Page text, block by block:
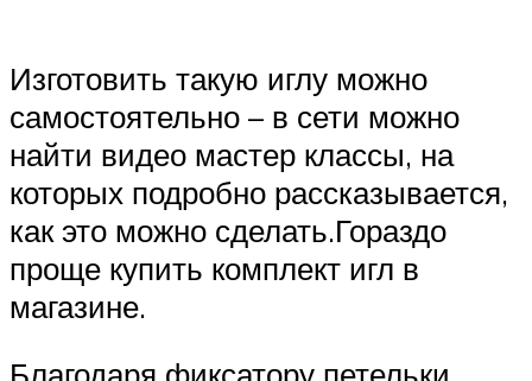
Изготовить такую иглу можно
самостоятельно – в сети можно
найти видео мастер классы, на
которых подробно рассказывается,
как это можно сделать.Гораздо
проще купить комплект игл в
магазине.